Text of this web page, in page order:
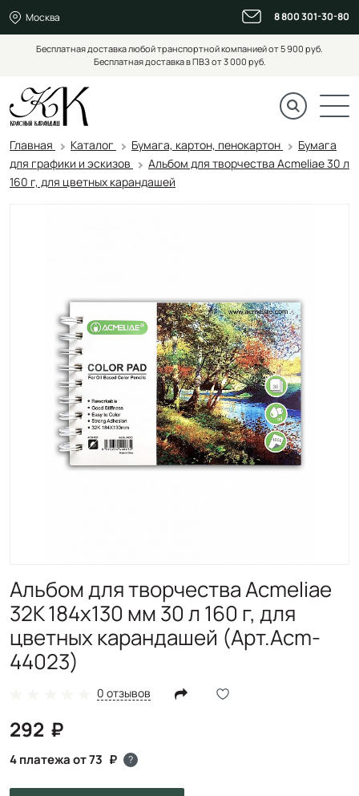
Москва 8 800 301-30-80
Бесплатная доставка любой транспортной компанией от 5 900 руб.
Бесплатная доставка в ПВЗ от 3 000 руб.
Главная Каталог Бумага, картон, пенокартон
Бумага
для графики и эскизов
Альбом для творчества Acmeliae 30 л
160 г, для цветных карандашей
Альбом для творчества Acmeliae
32К 184х130 мм 30 л 160 г, для
цветных карандашей (Арт.Acm-
44023)
0 отзывов
292
4 платежа от 73 ?